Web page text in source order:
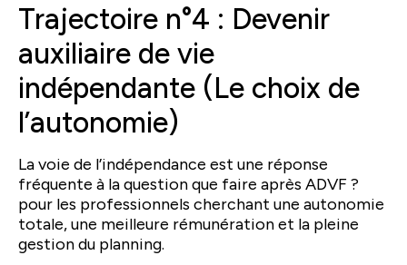
Trajectoire n°4 : Devenir
auxiliaire de vie
indépendante (Le choix de
l’autonomie)
La voie de l’indépendance est une réponse
fréquente à la question que faire après ADVF ?
pour les professionnels cherchant une autonomie
totale, une meilleure rémunération et la pleine
gestion du planning.